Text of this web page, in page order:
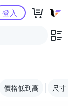
登入
價格低到高 尺寸